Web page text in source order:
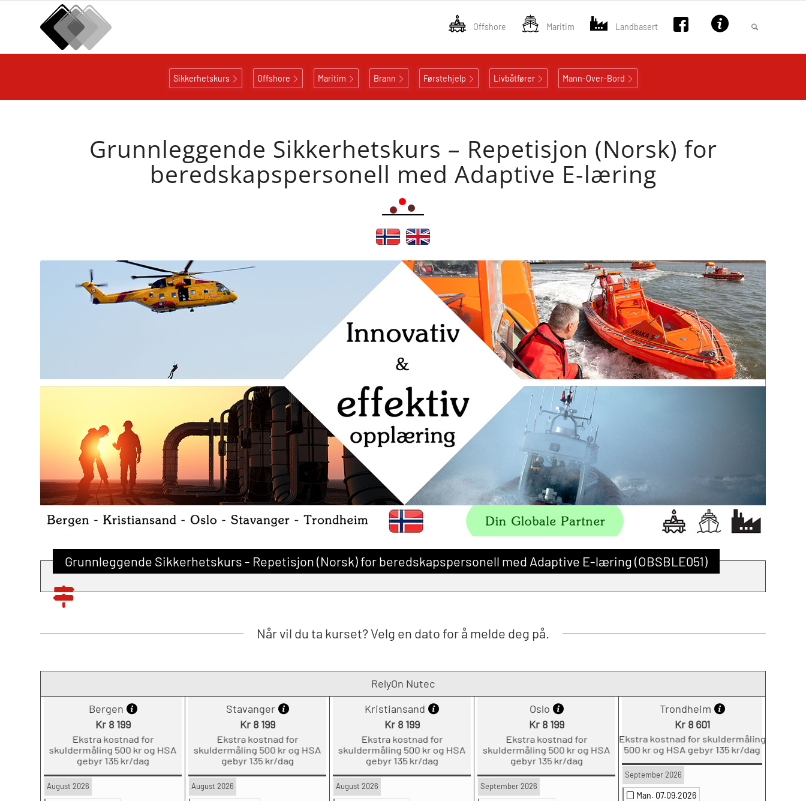
Offshore Maritim Landbasert
Sikkerhetskurs Offshore Maritim Brann Førstehjelp Livbåtfører Mann-Over-Bord
Grunnleggende Sikkerhetskurs – Repetisjon (Norsk) for
beredskapspersonell med Adaptive E-læring
Grunnleggende Sikkerhetskurs - Repetisjon (Norsk) for beredskapspersonell med Adaptive E-læring (OBSBLE051)
Når vil du ta kurset? Velg en dato for å melde deg på.
RelyOn Nutec
Bergen
Kr 8 199
Ekstra kostnad for
skuldermåling 500 kr og HSA
gebyr 135 kr/dag
August 2026
Stavanger
Kr 8 199
Ekstra kostnad for
skuldermåling 500 kr og HSA
gebyr 135 kr/dag
August 2026
Kristiansand
Kr 8 199
Ekstra kostnad for
skuldermåling 500 kr og HSA
gebyr 135 kr/dag
August 2026
Oslo
Kr 8 199
Ekstra kostnad for
skuldermåling 500 kr og HSA
gebyr 135 kr/dag
September 2026
Trondheim
Kr 8 601
Ekstra kostnad for skuldermåling
500 kr og HSA gebyr 135 kr/dag
September 2026
Man. 07.09.2026